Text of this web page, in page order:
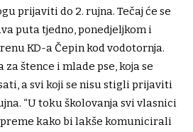
prijaviti do 2. rujna. Tečaj će se
puta tjedno, ponedjeljkom i
KD-a Čepin kod vodotornja.
za štence i mlade pse, koja se
a svi koji se nisu stigli prijaviti
“U toku školovanja svi vlasnici
kako bi lakše komunicirali